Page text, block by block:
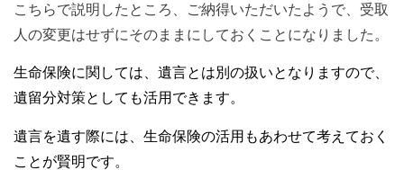
こちらで説明したところ、ご納得いただいたようで、受取
人の変更はせずにそのままにしておくことになりました。
生命保険に関しては、遺言とは別の扱いとなりますので、
遺留分対策としても活用できます。
遺言を遺す際には、生命保険の活用もあわせて考えておく
ことが賢明です。